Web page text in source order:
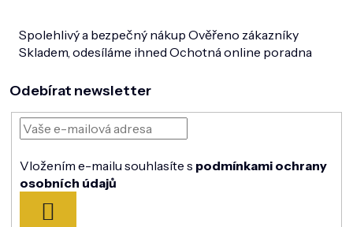
Spolehlivý a bezpečný nákup Ověřeno zákazníky
Skladem, odesíláme ihned Ochotná online poradna
Odebírat newsletter
Vložením e-mailu souhlasíte s podmínkami ochrany
osobních údajů